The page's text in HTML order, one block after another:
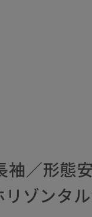
袖／形態
ゾンタ